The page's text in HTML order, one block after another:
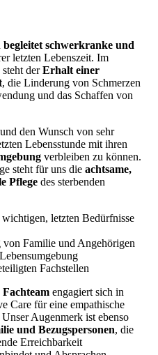
begleitet schwerkranke und
letzten Lebenszeit. Im
derErhalt einer
, die Linderung von Schmerzen
und das Schaffen von
den Wunsch von sehr
Lebensstunde mit ihren
verbleiben zu können.
steht für uns die achtsame,
Pflege des sterbenden
letzten Bedürfnisse
Familie und Angehörigen
Fachstellen
Fachteam engagiert sich in
Care für eine empathische
Augenmerk ist ebenso
und Bezugspersonen, die
Erreichbarkeit